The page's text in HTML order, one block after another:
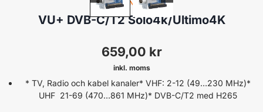
TUNER
VU+ DVB-C/T2 Solo4k/Ultimo4K
659,00 kr
inkl. moms
* TV, Radio och kabel kanaler* VHF: 2-12 (49…230 MHz)*
UHF 21-69 (470…861 MHz)* DVB-C/T2 med H265